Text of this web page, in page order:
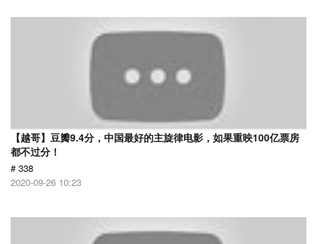
【越哥】豆瓣9.4分，中国最好的主旋律电影，如果重映100亿票房
都不过分！
# 338
2020-09-26 10:23